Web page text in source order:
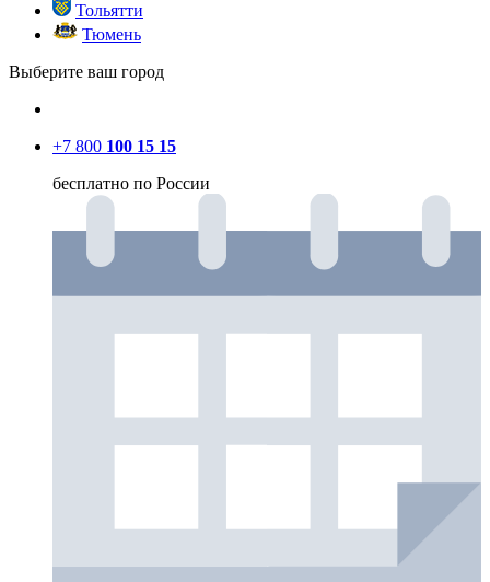
Тольятти
Тюмень
Выберите ваш город
+7 800 100 15 15
бесплатно по России